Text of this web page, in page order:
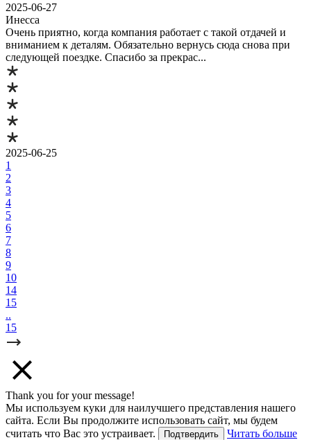
2025-06-27
Инесса
Очень приятно, когда компания работает с такой отдачей и
вниманием к деталям. Обязательно вернусь сюда снова при
следующей поездке. Спасибо за прекрас...
2025-06-25
1
2
3
4
5
6
7
8
9
10
14
15
..
15
Thank you for your message!
Мы используем куки для наилучшего представления нашего
сайта. Если Вы продолжите использовать сайт, мы будем
считать что Вас это устраивает.
Подтвердить Читать больше